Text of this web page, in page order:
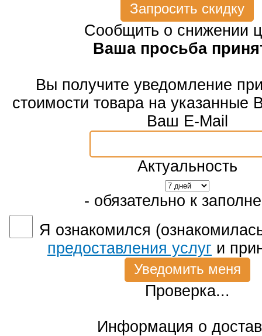
Запросить скидку
Сообщить о снижении
Ваша просьба
Вы получите уведомление
стоимости товара на указанные
Ваш E-Mail
Актуальность
- обязательно к
Я ознакомился
предоставления услуг и
Проверка...
Информация о